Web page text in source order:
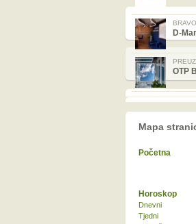
BRAVO
D-
OTP
Mapa
Početna
Horoskop
Dnevni
Tjedni